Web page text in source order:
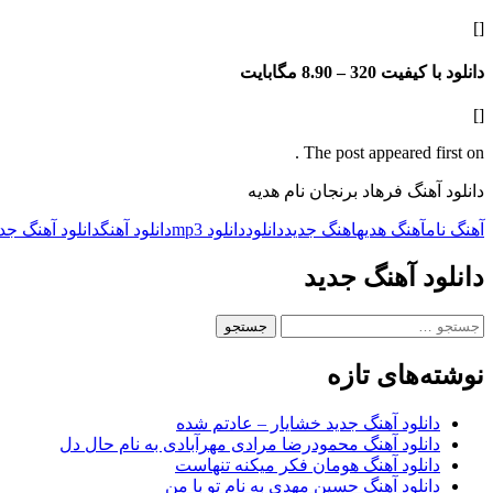
[]
دانلود با کیفیت 320 – 8.90 مگابایت
[]
The post appeared first on .
دانلود آهنگ فرهاد برنجان نام هدیه
آهنگ نامآهنگ هدیهاهنگ جدیددانلوددانلود mp3 دانلود آهنگدانلود آهنگ
دانلود آهنگ جدید
جستجو
نوشته‌های تازه
دانلود آهنگ جدید خشایار – عادتم شده
دانلود آهنگ محمودرضا مرادی مهرآبادی به نام حال دل
دانلود آهنگ هومان فکر میکنه تنهاست
دانلود آهنگ حسین مهدی به نام تو با من